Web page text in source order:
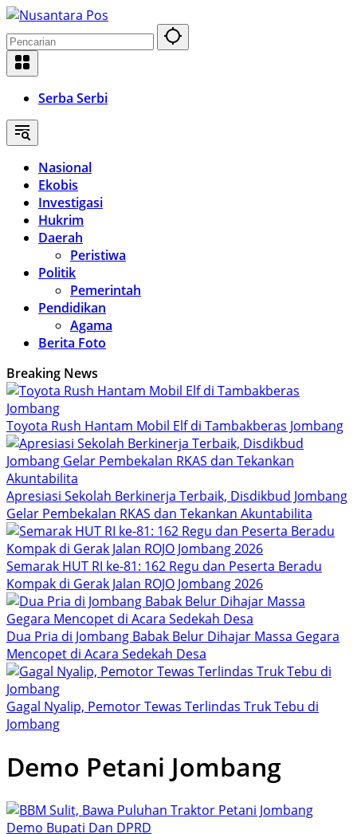
Langsung
ke
konten
Serba Serbi
Nasional
Ekobis
Investigasi
Hukrim
Daerah
Peristiwa
Politik
Pemerintah
Pendidikan
Agama
Berita Foto
Breaking News
Toyota Rush Hantam Mobil Elf di Tambakberas Jombang
Apresiasi Sekolah Berkinerja Terbaik, Disdikbud Jombang
Gelar Pembekalan RKAS dan Tekankan Akuntabilita
Semarak HUT RI ke-81: 162 Regu dan Peserta Beradu
Kompak di Gerak Jalan ROJO Jombang 2026
Dua Pria di Jombang Babak Belur Dihajar Massa Gegara
Mencopet di Acara Sedekah Desa
Gagal Nyalip, Pemotor Tewas Terlindas Truk Tebu di
Jombang
Demo Petani Jombang